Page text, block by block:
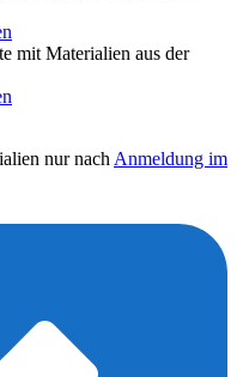
mit Materialien aus der
nur nach Anmeldung im